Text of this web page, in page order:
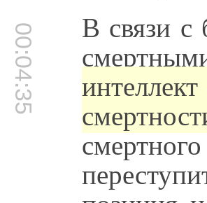
00:04:35 В связи с